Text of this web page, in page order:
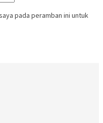
pada peramban ini untuk